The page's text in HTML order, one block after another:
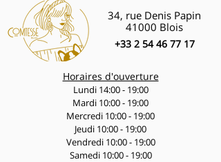
34, rue Denis Papin
41000 Blois
+33 2 54 46 77 17
Horaires d'ouverture
Lundi 14:00 - 19:00
Mardi 10:00 - 19:00
Mercredi 10:00 - 19:00
Jeudi 10:00 - 19:00
Vendredi 10:00 - 19:00
Samedi 10:00 - 19:00